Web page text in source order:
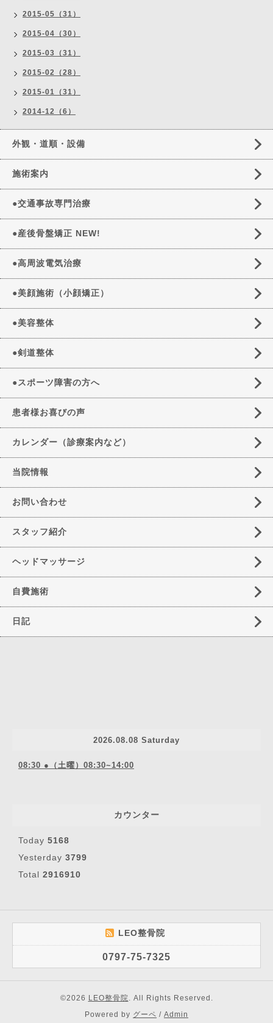
2015-05（31）
2015-04（30）
2015-03（31）
2015-02（28）
2015-01（31）
2014-12（6）
外観・道順・設備
施術案内
●交通事故専門治療
●産後骨盤矯正 NEW!
●高周波電気治療
●美顔施術（小顔矯正）
●美容整体
●剣道整体
●スポーツ障害の方へ
患者様お喜びの声
カレンダー（診療案内など）
当院情報
お問い合わせ
スタッフ紹介
ヘッドマッサージ
自費施術
日記
2026.08.08 Saturday
08:30 ●（土曜）08:30~14:00
カウンター
Today 5168
Yesterday 3799
Total 2916910
LEO整骨院
0797-75-7325
©2026 LEO整骨院. All Rights Reserved.
Powered by グーペ / Admin